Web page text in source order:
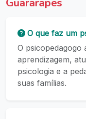
Guararapes
O que faz um
O psicopedagogo
aprendizagem,
psicologia e a
suas famílias.